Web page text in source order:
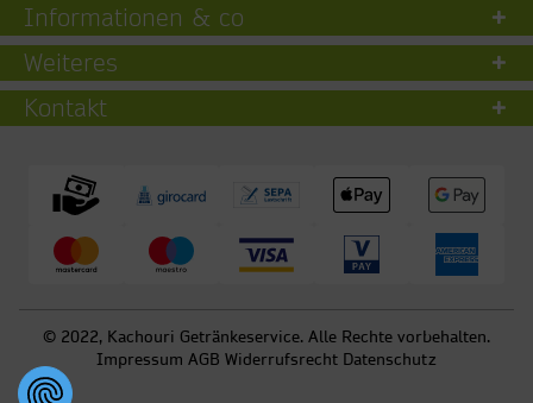
Informationen & co
Weiteres
Kontakt
© 2022, Kachouri Getränkeservice. Alle Rechte vorbehalten.
Impressum AGB Widerrufsrecht Datenschutz